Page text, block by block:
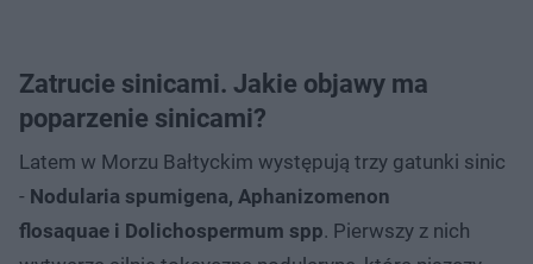
Zatrucie sinicami. Jakie objawy ma
poparzenie sinicami?
Latem w Morzu Bałtyckim występują trzy gatunki sinic
- Nodularia spumigena, Aphanizomenon
flosaquae i Dolichospermum spp. Pierwszy z nich